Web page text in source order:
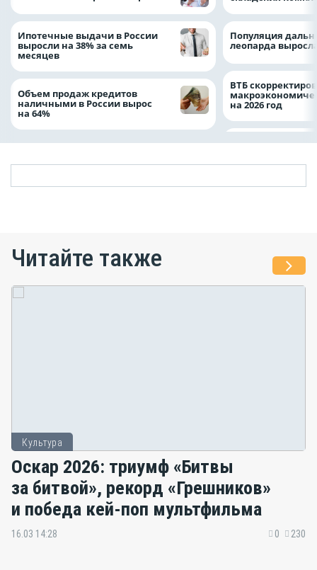
Ипотечные выдачи в России
выросли на 38% за семь
месяцев
Объем продаж кредитов
наличными в России вырос
на 64%
Популяция
леопарда
ВТБ
на 2026 год
Читайте также
Культура
Оскар 2026: триумф «Битвы
за битвой», рекорд «Грешников»
и победа кей-поп мультфильма
16.03 14:28 0 230